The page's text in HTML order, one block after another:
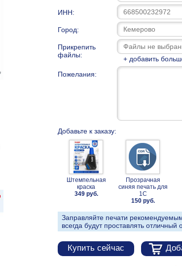
ИНН:
Город:
Прикрепить
файлы:
+ добавить
Пожелания:
Добавьте к заказу:
Штемпельная
краска
349 руб.
Прозрачная
синяя печать для
1С
150 руб.
Заправляйте печати
всегда будут проставлять отличный
Купить сейчас